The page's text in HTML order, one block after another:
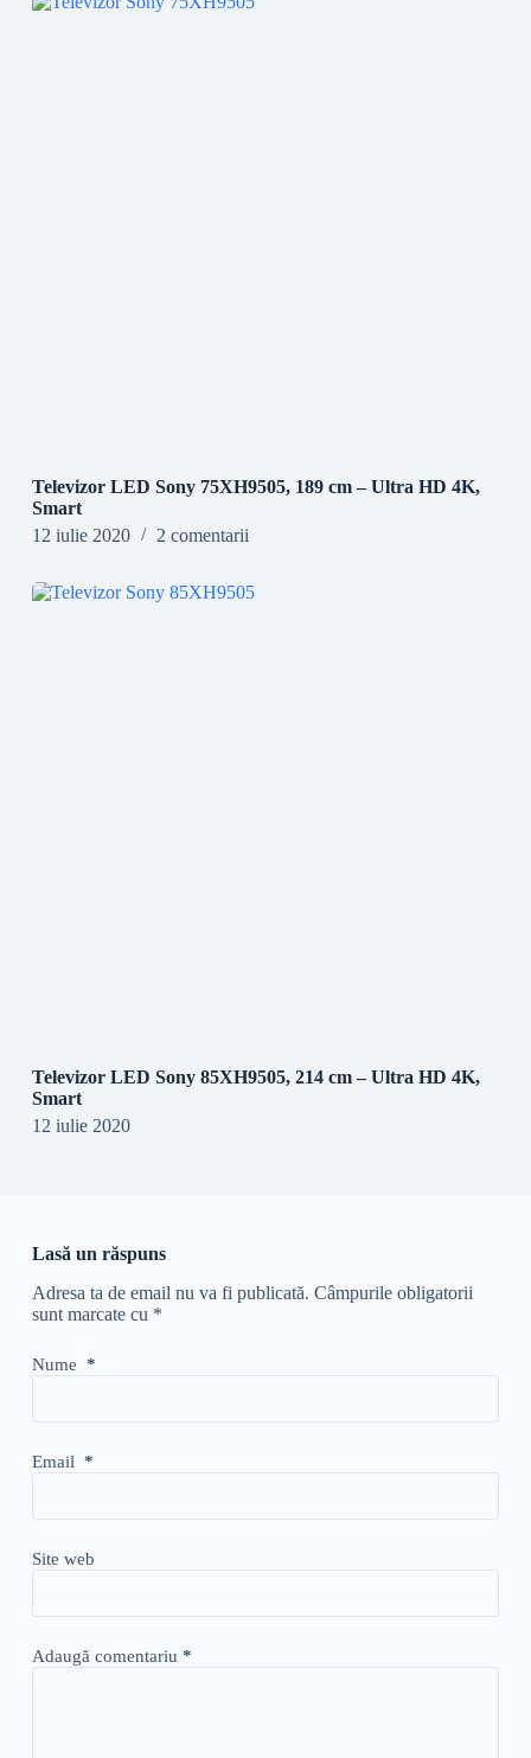
Televizor LED Sony 75XH9505, 189 cm – Ultra HD 4K,
Smart
12 iulie 2020
2 comentarii
Televizor LED Sony 85XH9505, 214 cm – Ultra HD 4K,
Smart
12 iulie 2020
Lasă un răspuns
Adresa ta de email nu va fi publicată. Câmpurile obligatorii
sunt marcate cu *
Nume *
Email *
Site web
Adaugă comentariu *